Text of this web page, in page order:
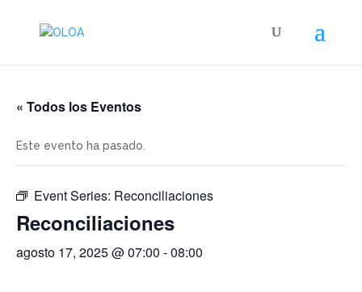
« Todos los Eventos
Este evento ha pasado.
Event Series: Reconciliaciones
Reconciliaciones
agosto 17, 2025 @ 07:00 -08:00